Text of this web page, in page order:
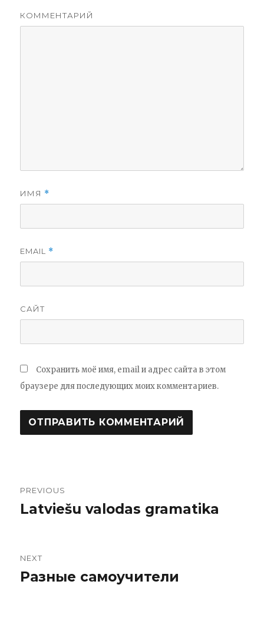
КОММЕНТАРИЙ
ИМЯ *
EMAIL *
САЙТ
Сохранить моё имя, email и адрес сайта в этом
браузере для последующих моих комментариев.
Навигация
по
PREVIOUS
Previous
Latviešu valodas gramatika
NEXT
Next
Разные самоучители